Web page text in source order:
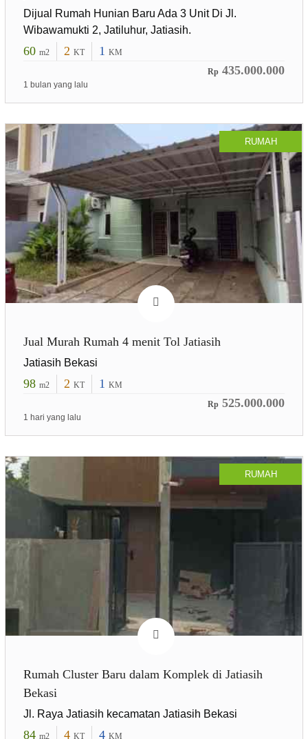
Dijual Rumah Hunian Baru Ada 3 Unit Di Jl.
Wibawamukti 2, Jatiluhur, Jatiasih.
60 m2 2 KT 1 KM
Rp 435.000.000
1 bulan yang lalu
RUMAH
Jual Murah Rumah 4 menit Tol Jatiasih
Jatiasih Bekasi
98 m2 2 KT 1 KM
Rp 525.000.000
1 hari yang lalu
RUMAH
Rumah Cluster Baru dalam Komplek di Jatiasih
Bekasi
Jl. Raya Jatiasih kecamatan Jatiasih Bekasi
84 m2 4 KT 4 KM